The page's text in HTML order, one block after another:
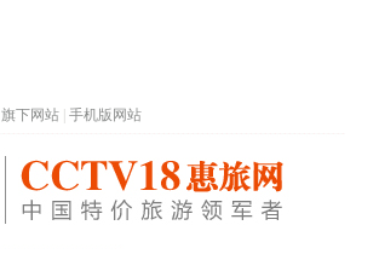
旗下网站 手机版网站